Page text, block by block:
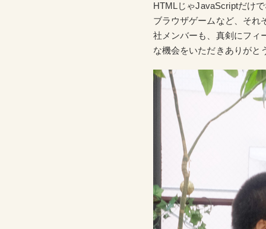
HTMLじゃJavaScriptだけ
ブラウザゲームなど、それ
社メンバーも、真剣にフィ
な機会をいただきありがと